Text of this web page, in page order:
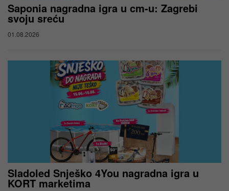
Saponia nagradna igra u cm-u: Zagrebi
svoju sreću
01.08.2026
Sladoled Snješko 4You nagradna igra u
KORT marketima